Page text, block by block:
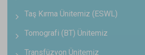
Taş Kırma Ünitemiz (ESWL)
Tomografi (BT) Ünitemiz
Transfüzyon Ünitemiz